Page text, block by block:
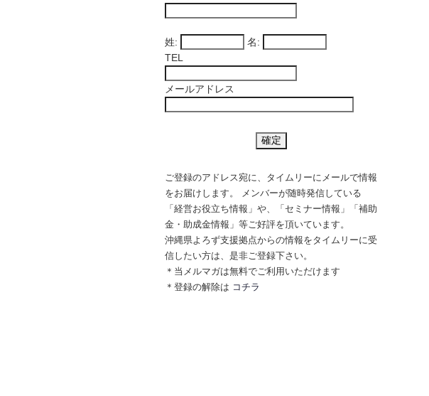
姓:
名:
TEL
メールアドレス
ご登録のアドレス宛に、タイムリーにメールで情報
をお届けします。 メンバーが随時発信している
「経営お役立ち情報」や、「セミナー情報」「補助
金・助成金情報」等ご好評を頂いています。
沖縄県よろず支援拠点からの情報をタイムリーに受
信したい方は、是非ご登録下さい。
＊当メルマガは無料でご利用いただけます
＊登録の解除は コチラ